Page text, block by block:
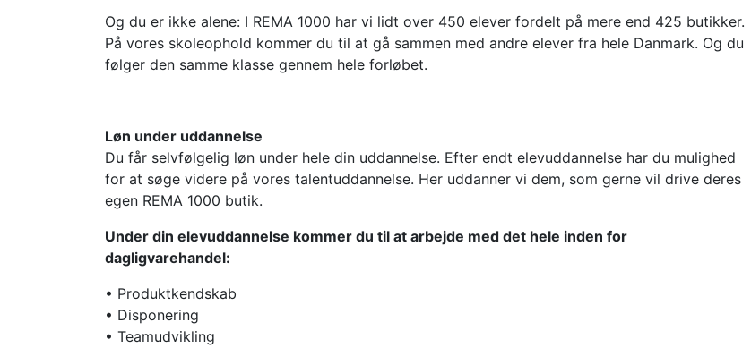
Og du er ikke alene: I REMA 1000 har vi lidt over 450 elever fordelt på mere end 425 butikker.
På vores skoleophold kommer du til at gå sammen med andre elever fra hele Danmark. Og du
følger den samme klasse gennem hele forløbet.
Løn under uddannelse
Du får selvfølgelig løn under hele din uddannelse. Efter endt elevuddannelse har du mulighed
for at søge videre på vores talentuddannelse. Her uddanner vi dem, som gerne vil drive deres
egen REMA 1000 butik.
Under din elevuddannelse kommer du til at arbejde med det hele inden for
dagligvarehandel:
• Produktkendskab
• Disponering
• Teamudvikling